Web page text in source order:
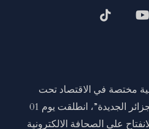
مختصة في الاقتصاد تحت
شعار “نافذة على اقتصاد الجزائر الجديدة”، انطلقت يوم 01
والانفتاح على الصحافة الالكترونية